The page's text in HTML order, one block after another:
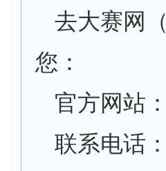
去大赛网（
您：
官方网站：
联系电话：